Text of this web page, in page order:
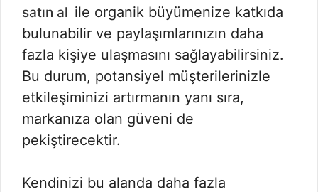
satın al ile organik büyümenize katkıda
bulunabilir ve paylaşımlarınızın daha
fazla kişiye ulaşmasını sağlayabilirsiniz.
Bu durum, potansiyel müşterilerinizle
etkileşiminizi artırmanın yanı sıra,
markanıza olan güveni de
pekiştirecektir.
Kendinizi bu alanda daha fazla